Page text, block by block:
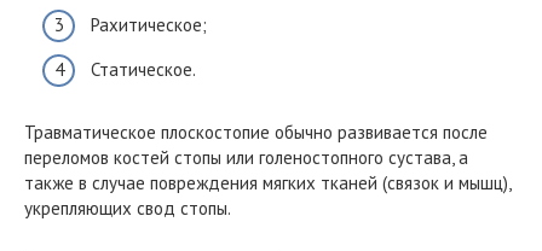
Рахитическое;
Статическое.
Травматическое плоскостопие обычно развивается после
переломов костей стопы или голеностопного сустава, а
также в случае повреждения мягких тканей (связок и мышц),
укрепляющих свод стопы.